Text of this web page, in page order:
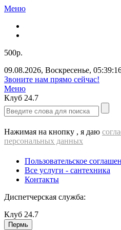
Меню
500р.
09.08.2026, Воскресенье,
Звоните нам прямо сейчас!
Меню
Клуб 24.7
Нажимая на кнопку , я даю
персональных данных
Пользовательское
Все услуги - cантехника
Контакты
Диспетчерская служба:
Клуб 24.7
Пермь